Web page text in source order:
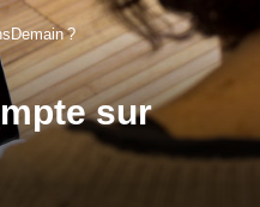
?
sur